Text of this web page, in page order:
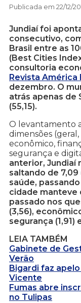
Publicada em 22/12/
Jundiaí foi
consecutivo,
Brasil entre as
(Best Cities
consultoria
Revista América
dezembro. O
atrás apenas de
(55,15).
O levantamento
dimensões
econômico,
segurança e
anterior, Jundiaí
saltando de 7,09
saúde, passando
cidade manteve
passado nos
(3,56),
segurança (1,91)
LEIA TAMBÉM
Gabinete de
Verão
Bigardi faz
Vicente
Fumas abre
no Tulipas